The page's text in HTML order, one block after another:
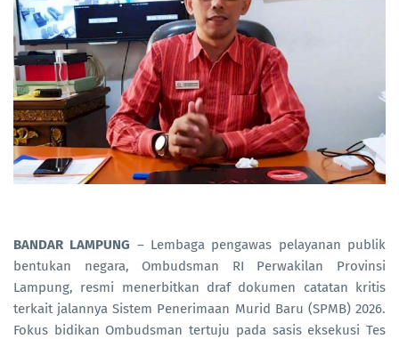
BANDAR LAMPUNG – Lembaga pengawas pelayanan publik
bentukan negara, Ombudsman RI Perwakilan Provinsi
Lampung, resmi menerbitkan draf dokumen catatan kritis
terkait jalannya Sistem Penerimaan Murid Baru (SPMB) 2026.
Fokus bidikan Ombudsman tertuju pada sasis eksekusi Tes